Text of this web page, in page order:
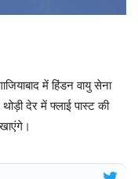
में हिंडन वायु सेना
देर में फ्लाई पास्ट की